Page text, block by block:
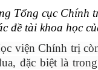
Tổng cục Chính
đề tài khoa học
viện Chính trị
đặc biệt là